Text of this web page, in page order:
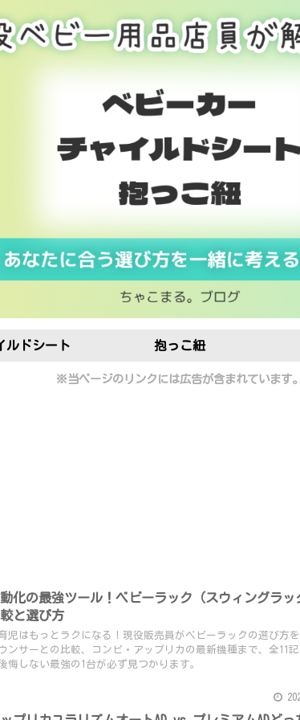
ルドシート 抱っこ紐
※当ページのリンクには広告が含まれています。
化の最強ツール！ベビーラック（スウィングラッ
と選び方
児はもっとラクになる！現役販売員がベビーラックの選び方
ンサーとの比較、コンビ・アップリカの最新機種まで、全11
悔しない最強の1台が必ず見つかります。